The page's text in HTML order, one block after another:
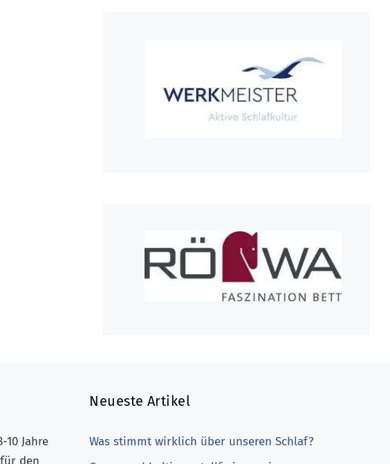
Jahre
den
Neueste Artikel
Was stimmt wirklich über unseren Schlaf?